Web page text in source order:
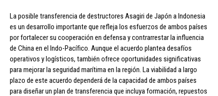
La posible transferencia de destructores Asagiri de Japón a Indonesia
es un desarrollo importante que refleja los esfuerzos de ambos países
por fortalecer su cooperación en defensa y contrarrestar la influencia
de China en el Indo-Pacífico. Aunque el acuerdo plantea desafíos
operativos y logísticos, también ofrece oportunidades significativas
para mejorar la seguridad marítima en la región. La viabilidad a largo
plazo de este acuerdo dependerá de la capacidad de ambos países
para diseñar un plan de transferencia que incluya formación, repuestos